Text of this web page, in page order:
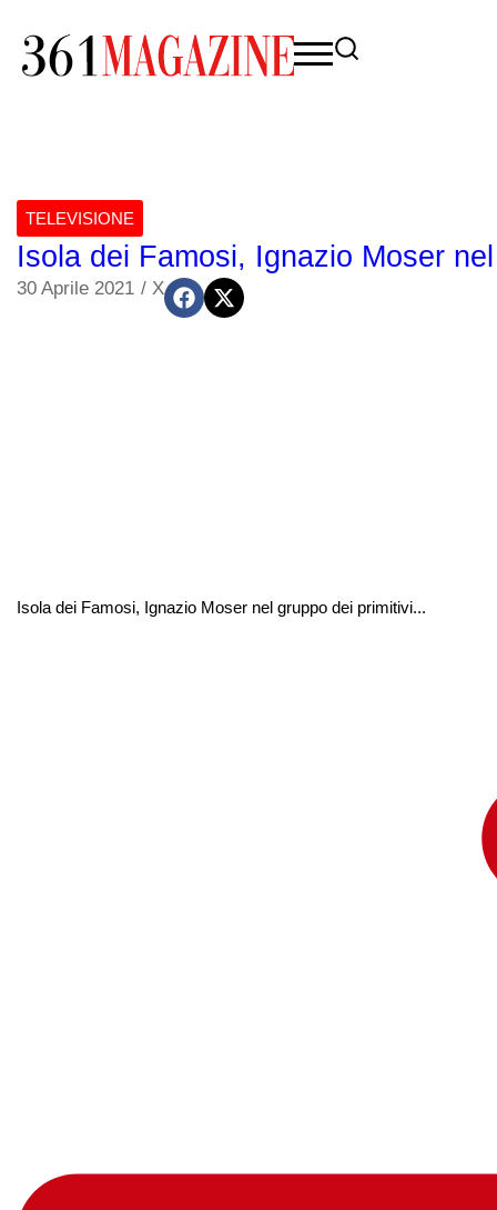
TELEVISIONE
Isola dei Famosi, Ignazio Moser
30 Aprile 2021 / X
Isola dei Famosi, Ignazio Moser nel gruppo dei primitivi...